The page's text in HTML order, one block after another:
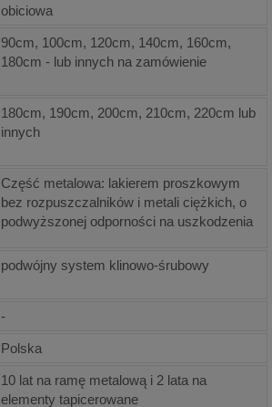
obiciowa
90cm, 100cm, 120cm, 140cm, 160cm,
180cm - lub innych na zamówienie
180cm, 190cm, 200cm, 210cm, 220cm lub
innych
Część metalowa: lakierem proszkowym
bez rozpuszczalników i metali ciężkich, o
podwyższonej odporności na uszkodzenia
podwójny system klinowo-śrubowy
-
Polska
10 lat na ramę metalową i 2 lata na
elementy tapicerowane